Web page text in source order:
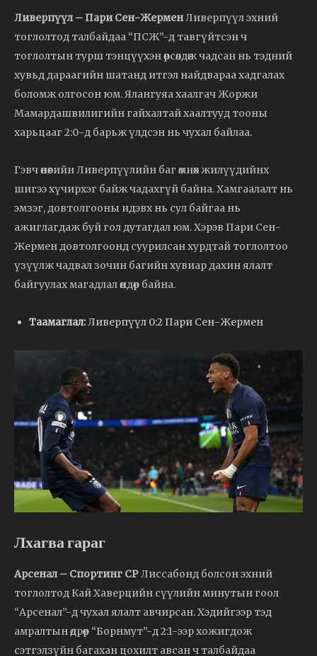
Ливерпүүл – Пари Сен-ЖерменЛиверпүүл эхний
тоглолтод талбайдаа “ПСЖ”-д тавгүйтсэн ч
тоглолтын турш тэнцүүхэн өрсөлдөж чадсан нь тэдний
хувьд дараагийн шатанд итгэл найдвараа хадгалах
боломж олгосон юм. Ялангуяа хаалгач Жоржи
Мамардашвилигийн гайхалтай хаалтууд тооны
харьцааг 2:0-д барьж үлдсэн нь чухал байлаа.
Гэвч өнөөгийн Ливерпүүлийн баг өмнөх жилүүдийнх
шигээ хүчирхэг байж чадахгүй байна. Хамгаалалт нь
эмзэг, довтолгооны идэвх нь сул байгаа нь
ажиглагдаж буй гол дутагдал юм. Хэрэв Пари Сен-
Жермен довтолгоонд суурилсан хурдтай тоглолтоо
үзүүлж чадвал зочин багийн хувиар дахин ялалт
байгуулах магадлал өндөр байна.
Таамаглал:Ливерпүүл 0:2 Пари Сен-Жермен
Лхагва гараг
Арсенал – Спортинг CPЛиссабонд болсон эхний
тоглолтод Кай Хаверцийн сүүлийн минутын гоол
“Арсенал”-д чухал ялалт авчирсан. Хэдийгээр тэд
амралтын өдрөөр “Борнмут”-д 2:1-ээр хожигдож
сэтгэлзүйн багахан цохилт авсан ч талбайдаа